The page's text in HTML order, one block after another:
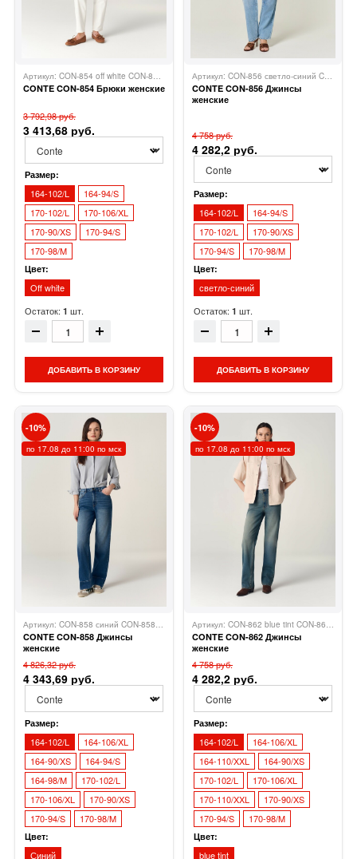
CONTE CON-854 Брюки женские
3 792,98 руб.
3 413,68 руб.
Размер:
164-102/L
164-94/S
170-102/L
170-106/XL
170-90/XS
170-94/S
170-98/M
Цвет:
Off white
Остаток: 1 шт.
ДОБАВИТЬ В КОРЗИНУ
CONTE CON-856 Джинсы
женские
4 758 руб.
4 282,2 руб.
Размер:
164-102/L
164-94/S
170-102/L
170-90/XS
170-94/S
170-98/M
Цвет:
светло-синий
Остаток: 1 шт.
ДОБАВИТЬ В КОРЗИНУ
10
по 17.08 до 11:00 по мск
CONTE CON-858 Джинсы
женские
Артикул: CON-858 синий CON-858
4 826,32 руб.
4 343,69 руб.
Размер:
164-102/L
164-106/XL
164-90/XS
164-94/S
164-98/M
170-102/L
170-106/XL
170-90/XS
170-94/S
170-98/M
Цвет:
Синий
10
по 17.08 до 11:00 по мск
CONTE CON-862 Джинсы
женские
Артикул: CON-862 blue tint CON-862
4 758 руб.
4 282,2 руб.
Размер:
164-102/L
164-106/XL
164-110/XXL
164-90/XS
170-102/L
170-106/XL
170-110/XXL
170-90/XS
170-94/S
170-98/M
Цвет:
blue tint